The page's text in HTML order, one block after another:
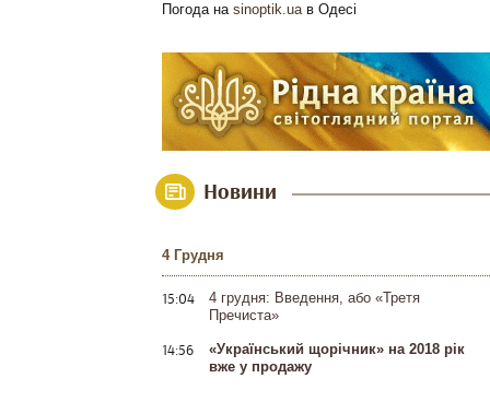
Погода на sinoptik.uaв Одесі
Новини
4 Грудня
15:04
4 грудня: Введення, або «Третя
Пречиста»
14:56
«Український щорічник» на 2018 рік
вже у продажу